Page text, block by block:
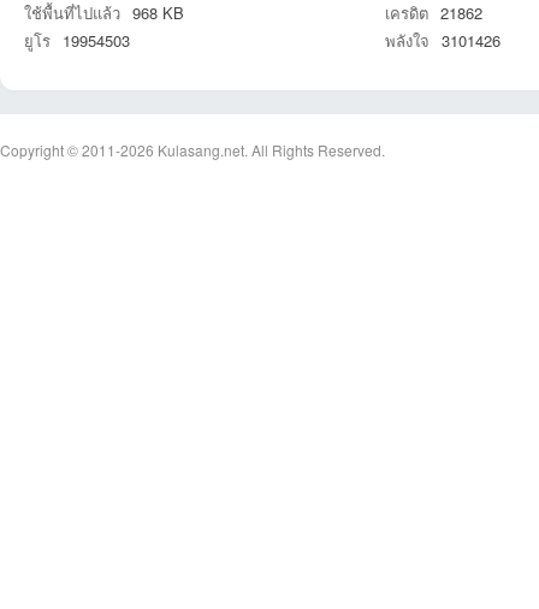
ใช้พื้นที่ไปแล้ว 968 KB เครดิต 21862
ยูโร 19954503 พลังใจ 3101426
Copyright © 2011-2026 Kulasang.net. All Rights Reserved.